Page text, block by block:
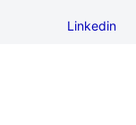
Linkedin